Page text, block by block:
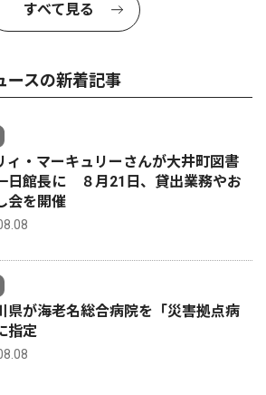
すべて見る
ースの新着記事
ィ・マーキュリーさんが大井町図書
日館長に ８月21日、貸出業務やお
会を開催
県が海老名総合病院を「災害拠点病
指定